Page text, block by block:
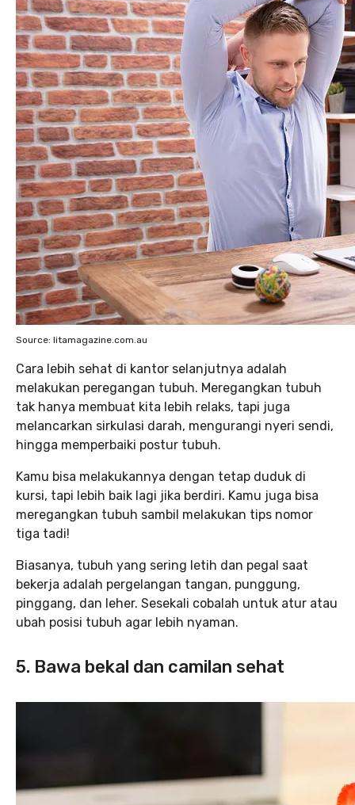
Source: litamagazine.com.au
Cara lebih sehat di kantor selanjutnya adalah
melakukan peregangan tubuh. Meregangkan tubuh
tak hanya membuat kita lebih relaks, tapi juga
melancarkan sirkulasi darah, mengurangi nyeri sendi,
hingga memperbaiki postur tubuh.
Kamu bisa melakukannya dengan tetap duduk di
kursi, tapi lebih baik lagi jika berdiri. Kamu juga bisa
meregangkan tubuh sambil melakukan tips nomor
tiga tadi!
Biasanya, tubuh yang sering letih dan pegal saat
bekerja adalah pergelangan tangan, punggung,
pinggang, dan leher. Sesekali cobalah untuk atur atau
ubah posisi tubuh agar lebih nyaman.
5. Bawa bekal dan camilan sehat